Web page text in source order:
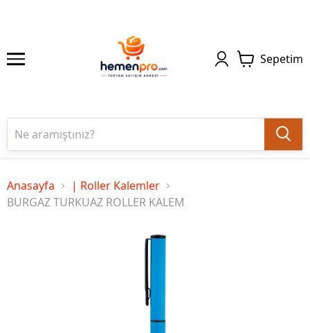
Sepetim
Anasayfa
| Roller Kalemler
BURGAZ TURKUAZ ROLLER KALEM